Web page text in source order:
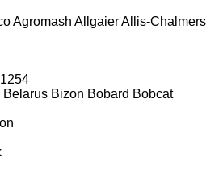
Agromash AllgaierAllis-Chalmers
1254
Belarus Bizon Bobard Bobcat